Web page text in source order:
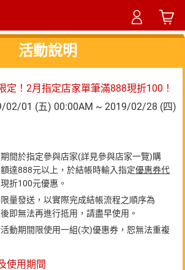
活動說明
定！2月指定店家單筆滿888現折100！
02/01 (五) 00:00AM ~ 2019/02/28 (四)
間於指定參與店家(詳見參與店家一覽)購
達888元以上，於結帳時輸入指定優惠券代
折100元優惠。
量發送，以實際完成結帳流程之順序為
即無法再進行抵用，請盡早使用。
動期間限使用一組(次)優惠券，恕無法重複
使用期間